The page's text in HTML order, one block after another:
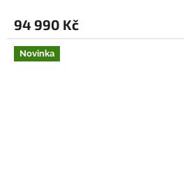
94 990 Kč
Novinka